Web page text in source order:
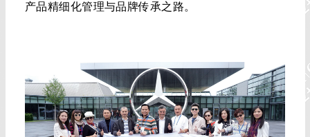
产品精细化管理与品牌传承之路。